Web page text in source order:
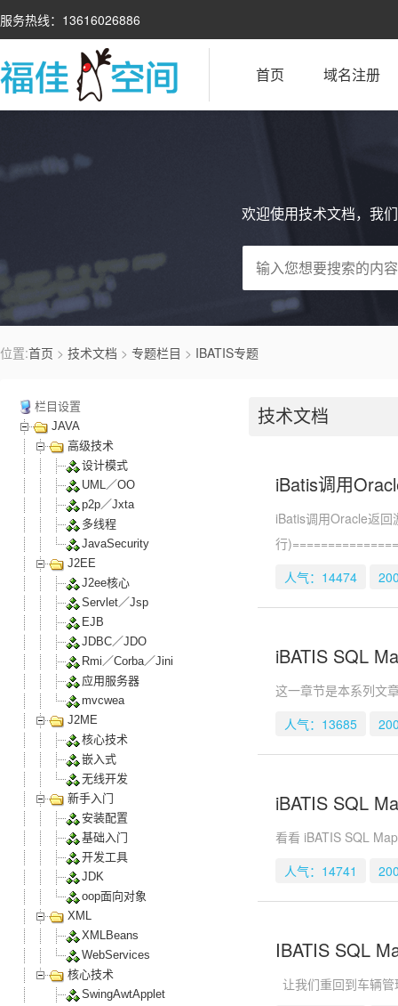
服务热线：13616026886
首页 域名注册
欢迎使用技术文档，我
位置:首页 > 技术文档 > 专题栏目 > IBATIS专题
栏目设置
JAVA
高级技术
设计模式
UML／OO
p2p／Jxta
多线程
JavaSecurity
J2EE
J2ee核心
Servlet／Jsp
EJB
JDBC／JDO
Rmi／Corba／Jini
应用服务器
mvcwea
J2ME
核心技术
嵌入式
无线开发
新手入门
安装配置
基础入门
开发工具
JDK
oop面向对象
XML
XMLBeans
WebServices
核心技术
SwingAwtApplet
技术文档
iBatis调用
iBatis调用Oracle返
行
人气：14474
iBATIS SQL
这一章节是本系列文
人气：13685
iBATIS SQL
看看 iBATIS SQL
人气：14741
IBATIS SQL
让我们重回到车辆